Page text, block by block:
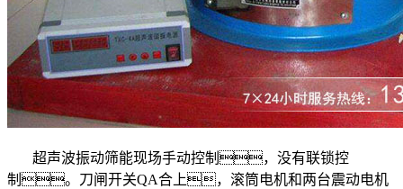
超声波振动筛能现场手动控制，没有联锁控
制。刀闸开关QA合上，滚筒电机和两台震动电机